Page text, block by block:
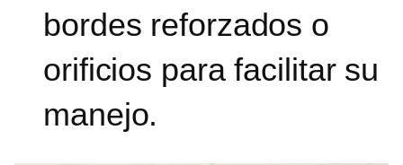
bordes reforzados o
orificios para facilitar su
manejo.